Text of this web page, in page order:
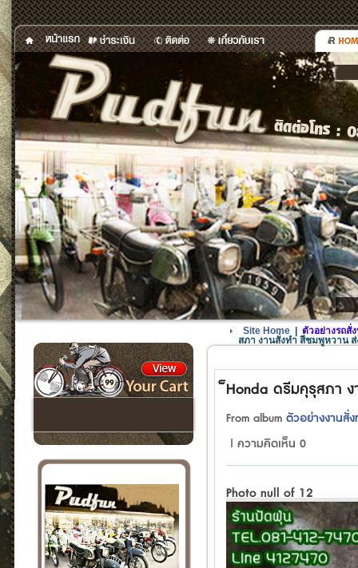
Site Home| ตัวอย่างรถสั่
สภา งานสั่งทำ สีชมพูหวาน ส่
Honda ดรีมคุรุสภา
From album ตัวอย่างงานสั่
| ความคิดเห็น 0
Photo null of 12